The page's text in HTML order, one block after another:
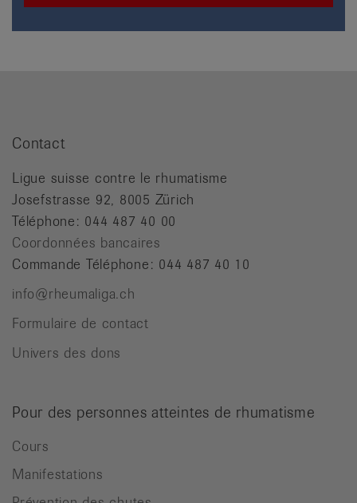
Contact
Ligue suisse contre le rhumatisme
Josefstrasse 92, 8005 Zürich
Téléphone: 044 487 40 00
Coordonnées bancaires
Commande Téléphone: 044 487 40 10
info@rheumaliga.ch
Formulaire de contact
Univers des dons
Pour des personnes atteintes de rhumatisme
Cours
Manifestations